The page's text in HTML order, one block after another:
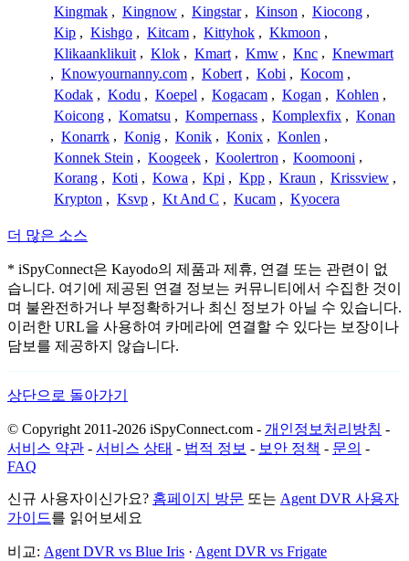
Kingmak , Kingnow , Kingstar , Kinson , Kiocong ,
Kip , Kishgo , Kitcam , Kittyhok , Kkmoon ,
Klikaanklikuit , Klok , Kmart , Kmw , Knc , Knewmart
, Knowyournanny.com , Kobert , Kobi , Kocom ,
Kodak , Kodu , Koepel , Kogacam , Kogan , Kohlen ,
Koicong , Komatsu , Kompernass , Komplexfix , Konan
, Konarrk , Konig , Konik , Konix , Konlen ,
Konnek Stein , Koogeek , Koolertron , Koomooni ,
Korang , Koti , Kowa , Kpi , Kpp , Kraun , Krissview ,
Krypton , Ksvp , Kt And C , Kucam , Kyocera
더 많은 소스
* iSpyConnect은 Kayodo의 제품과 제휴, 연결 또는 관련이 없
습니다. 여기에 제공된 연결 정보는 커뮤니티에서 수집한 것이
며 불완전하거나 부정확하거나 최신 정보가 아닐 수 있습니다.
이러한 URL을 사용하여 카메라에 연결할 수 있다는 보장이나
담보를 제공하지 않습니다.
상단으로 돌아가기
© Copyright 2011-2026 iSpyConnect.com - 개인정보처리방침 -
서비스 약관 - 서비스 상태 - 법적 정보 - 보안 정책 - 문의 -
FAQ
신규 사용자이신가요? 홈페이지 방문 또는 Agent DVR 사용자
가이드를 읽어보세요
비교: Agent DVR vs Blue Iris · Agent DVR vs Frigate